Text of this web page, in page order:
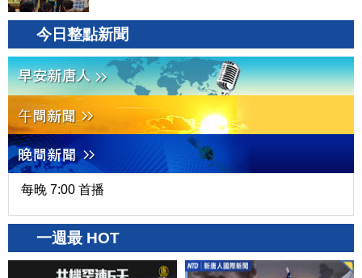
今日整點新聞
每晚 7:00 首播
一週最 HOT